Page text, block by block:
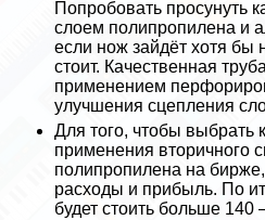
Попробовать просунуть
слоем полипропилена и
если нож зайдёт хотя бы
стоит. Качественная
применением
улучшения сцепления
Для того, чтобы выбрать
применения вторичного
полипропилена на
расходы и прибыль. По
будет стоить больше 140